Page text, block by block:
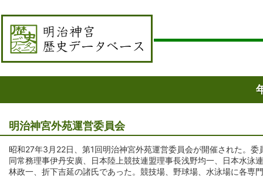
明治神宮外苑運営委員会
昭和27年3月22日、第1回明治神宮外苑運営委員会が開催された。
同常務理事伊丹安廣、日本陸上競技連盟理事長浅野均一、日本水
林政一、折下吉延の諸氏であった。競技場、野球場、水泳場に各